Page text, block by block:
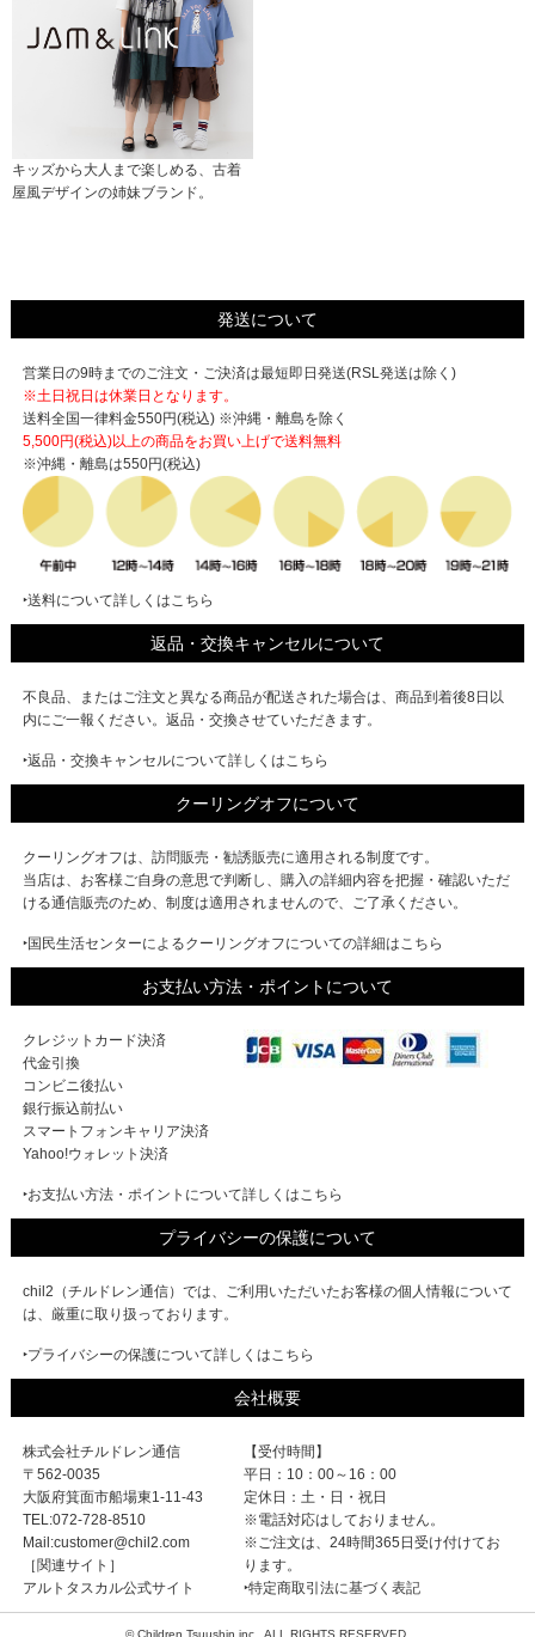
キッズから大人まで楽しめる、古着
屋風デザインの姉妹ブランド。
発送について
営業日の9時までのご注文・ご決済は最短即日発送(RSL発送は除く)
※土日祝日は休業日となります。
送料全国一律料金550円(税込) ※沖縄・離島を除く
5,500円(税込)以上の商品をお買い上げで送料無料
※沖縄・離島は550円(税込)
‣送料について詳しくはこちら
返品・交換キャンセルについて
不良品、またはご注文と異なる商品が配送された場合は、商品到着後8日以
内にご一報ください。返品・交換させていただきます。
‣返品・交換キャンセルについて詳しくはこちら
クーリングオフについて
クーリングオフは、訪問販売・勧誘販売に適用される制度です。
当店は、お客様ご自身の意思で判断し、購入の詳細内容を把握・確認いただ
ける通信販売のため、制度は適用されませんので、ご了承ください。
‣国民生活センターによるクーリングオフについての詳細はこちら
お支払い方法・ポイントについて
クレジットカード決済
代金引換
コンビニ後払い
銀行振込前払い
スマートフォンキャリア決済
Yahoo!ウォレット決済
‣お支払い方法・ポイントについて詳しくはこちら
プライバシーの保護について
chil2（チルドレン通信）では、ご利用いただいたお客様の個人情報について
は、厳重に取り扱っております。
‣プライバシーの保護について詳しくはこちら
会社概要
株式会社チルドレン通信
〒562-0035
大阪府箕面市船場東1-11-43
TEL:072-728-8510
Mail:customer@chil2.com
［関連サイト］
アルトタスカル公式サイト
【受付時間】
平日：10：00～16：00
定休日：土・日・祝日
※電話対応はしておりません。
※ご注文は、24時間365日受け付けてお
ります。
‣特定商取引法に基づく表記
© Children Tsuushin inc.. ALL RIGHTS RESERVED.